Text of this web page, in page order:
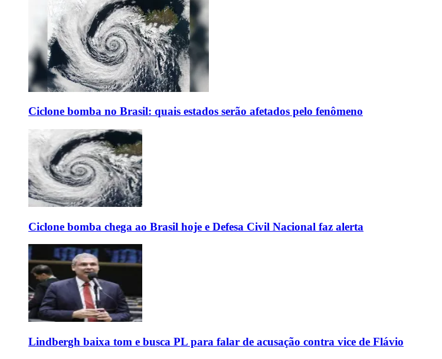
Ciclone bomba no Brasil: quais estados serão afetados pelo fenômeno
Ciclone bomba chega ao Brasil hoje e Defesa Civil Nacional faz alerta
Lindbergh baixa tom e busca PL para falar de acusação contra vice de Flávio